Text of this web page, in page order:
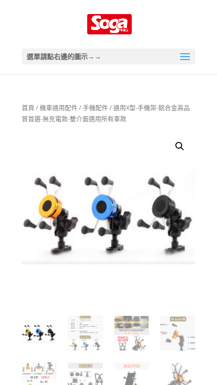
選單請點右邊的圖示→→
首頁 /機車通用配件/手機配件/ 通用X型-手機架-鋁合金高品
質首選-無充電款-雙介面適用所有車款